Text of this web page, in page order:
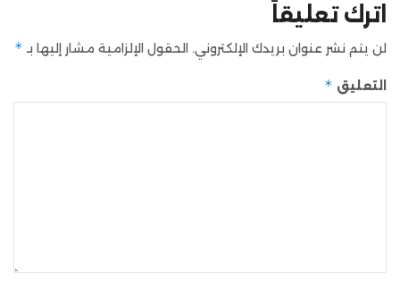
اترك تعليقاً
لن يتم نشر عنوان بريدك الإلكتروني. الحقول الإلزامية مشار إليها بـ *
التعليق *